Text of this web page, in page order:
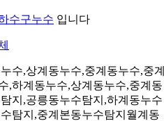
수구누수 입니다
수,상계동누수,중계동누수,중
,하계동누수,상계동누수,중계동
지,공릉동누수탐지,하계동누수
탐지,중계본동누수탐지월계동